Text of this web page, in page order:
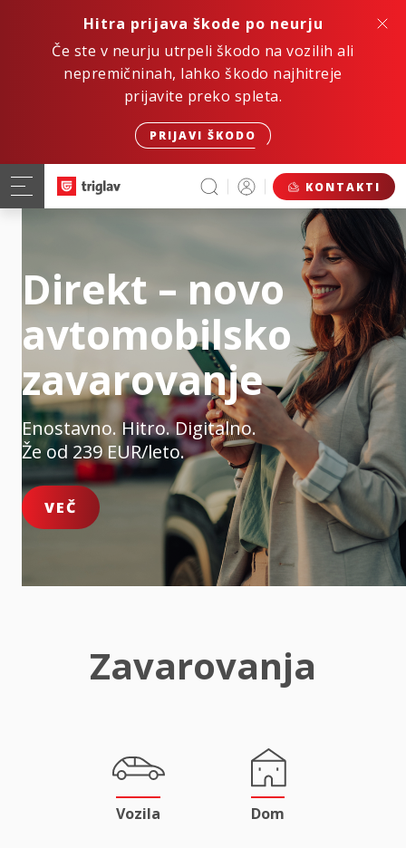
Hitra prijava škode po neurju
Če ste v neurju utrpeli škodo na vozilih ali
nepremičninah, lahko škodo najhitreje
prijavite preko spleta.
PRIJAVI ŠKODO
KONTAKTI
Direkt – novo
avtomobilsko
zavarovanje
Enostavno. Hitro. Digitalno.
Že od 239 EUR/leto.
VEČ
Zavarovanja
Vozila Dom